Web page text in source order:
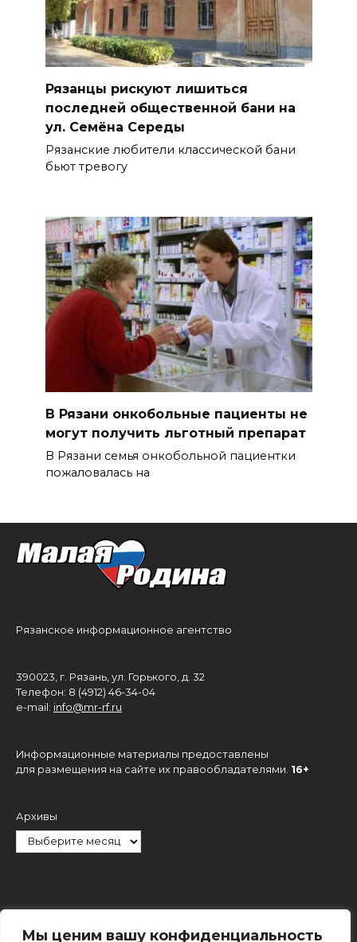
Мы ценим вашу конфиденциальность
Рязанцы рискуют лишиться
последней общественной бани на
ул. Семёна Середы
Рязанские любители классической бани
бьют тревогу
В Рязани онкобольные пациенты не
могут получить льготный препарат
В Рязани семья онкобольной пациентки
пожаловалась на
Рязанское информационное агентство
390023, г. Рязань, ул. Горького, д. 32
Телефон: 8 (4912) 46-34-04
e-mail: info@mr-rf.ru
Информационные материалы предоставлены
для размещения на сайте их правообладателями. 16+
Архивы